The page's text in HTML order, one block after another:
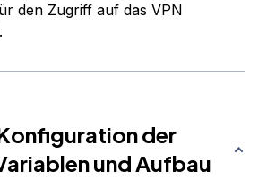
den Zugriff auf das VPN
der
und Aufbau